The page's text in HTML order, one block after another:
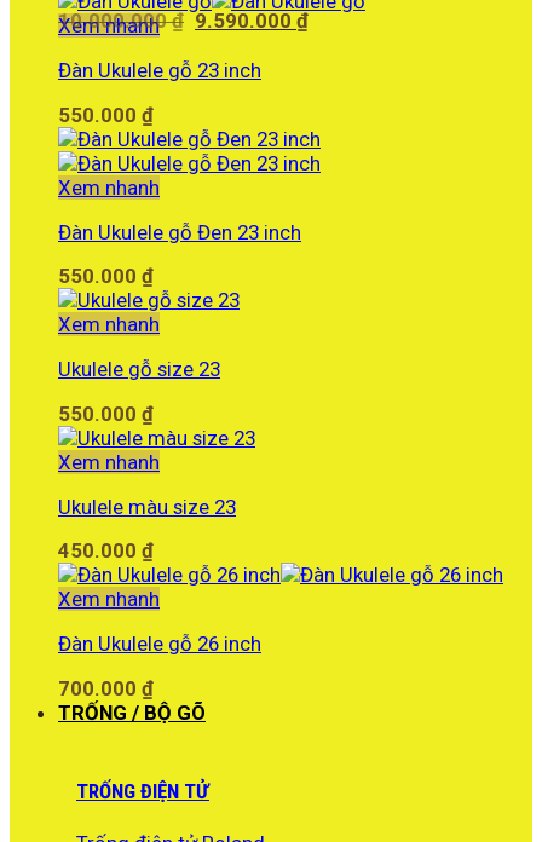
10.000.000₫ Giá
là:
9.590.000₫Giá
Xem nhanh
Đàn Ukulele gỗ 23 inch
550.000 ₫
Xem nhanh
Đàn Ukulele gỗ Đen 23 inch
550.000 ₫
Xem nhanh
Ukulele gỗ size 23
550.000 ₫
Xem nhanh
Ukulele màu size 23
450.000 ₫
Xem nhanh
Đàn Ukulele gỗ 26 inch
700.000 ₫
TRỐNG / BỘ GÕ
TRỐNG ĐIỆN TỬ